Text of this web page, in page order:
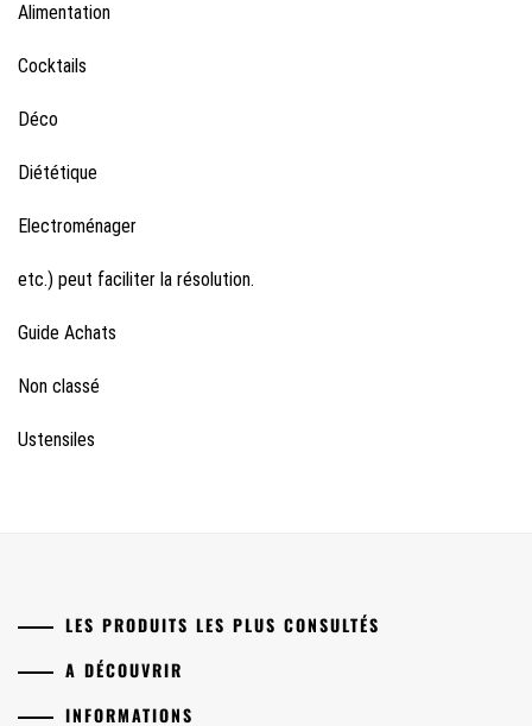
Alimentation
Cocktails
Déco
Diététique
Electroménager
etc.) peut faciliter la résolution.
Guide Achats
Non classé
Ustensiles
LES PRODUITS LES PLUS CONSULTÉS
A DÉCOUVRIR
INFORMATIONS